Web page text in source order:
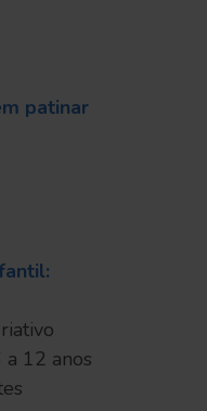
patinar
12 anos